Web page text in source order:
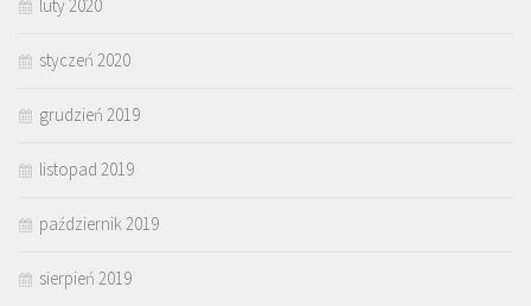
luty 2020
styczeń 2020
grudzień 2019
listopad 2019
październik 2019
sierpień 2019